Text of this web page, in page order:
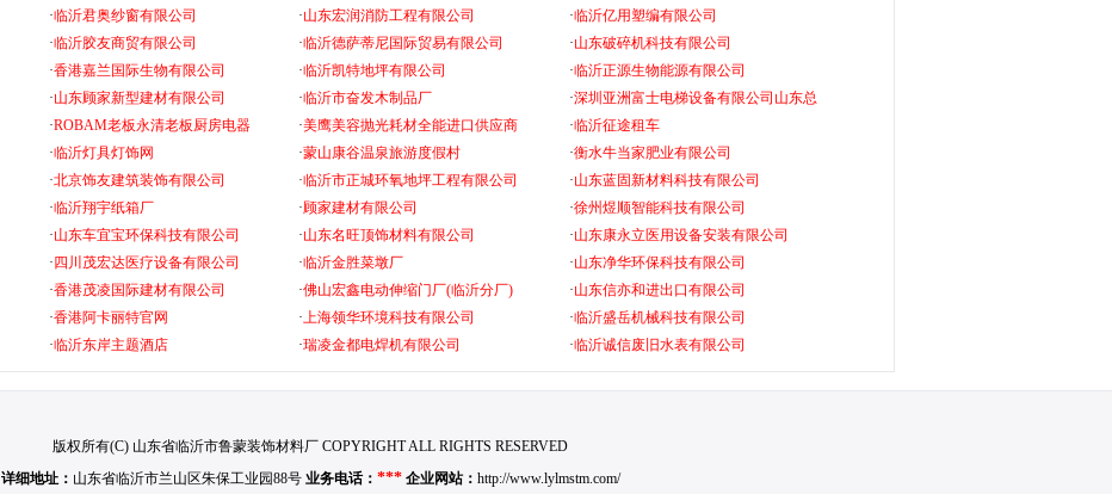
·临沂君奥纱窗有限公司 ·山东宏润消防工程有限公司 ·临沂亿用塑编有限公司
·临沂胶友商贸有限公司 ·临沂德萨蒂尼国际贸易有限公司 ·山东破碎机科技有限公司
·香港嘉兰国际生物有限公司 ·临沂凯特地坪有限公司 ·临沂正源生物能源有限公司
·山东顾家新型建材有限公司 ·临沂市奋发木制品厂 ·深圳亚洲富士电梯设备有限公司山东总
·ROBAM老板永清老板厨房电器 ·美鹰美容抛光耗材全能进口供应商 ·临沂征途租车
·临沂灯具灯饰网 ·蒙山康谷温泉旅游度假村 ·衡水牛当家肥业有限公司
·北京饰友建筑装饰有限公司 ·临沂市正城环氧地坪工程有限公司 ·山东蓝固新材料科技有限公司
·临沂翔宇纸箱厂 ·顾家建材有限公司 ·徐州煜顺智能科技有限公司
·山东车宜宝环保科技有限公司 ·山东名旺顶饰材料有限公司 ·山东康永立医用设备安装有限公司
· 四川茂宏达医疗设备有限公司 ·临沂金胜菜墩厂 ·山东净华环保科技有限公司
·香港茂凌国际建材有限公司 ·佛山宏鑫电动伸缩门厂(临沂分厂) ·山东信亦和进出口有限公司
·香港阿卡丽特官网 ·上海领华环境科技有限公司 ·临沂盛岳机械科技有限公司
·临沂东岸主题酒店 ·瑞凌金都电焊机有限公司 ·临沂诚信废旧水表有限公司
版权所有(C) 山东省临沂市鲁蒙装饰材料厂 COPYRIGHT ALL RIGHTS RESERVED
详细地址： 山东省临沂市兰山区朱保工业园88号 业务电话： *** 企业网站： http://www.lylmstm.com/